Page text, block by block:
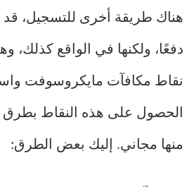
هناك طريقة أخرى للتسجيل، قد
دفعًا، ولكنها في الواقع كذلك،
نقاط مكافآت مايكروسوفت
الحصول على هذه النقاط بطرق
منها مجاني. إليك بعض الطرق: